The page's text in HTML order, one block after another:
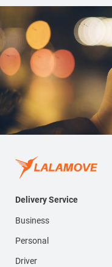
Delivery Service
Business
Personal
Driver